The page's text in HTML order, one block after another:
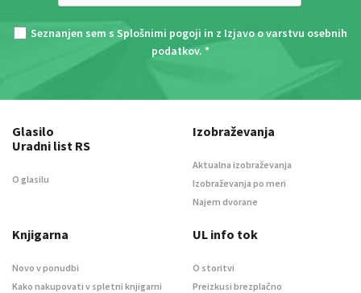
Seznanjen sem s Splošnimi pogoji in z Izjavo o varstvu osebnih
podatkov. *
Glasilo
Uradni list RS
O glasilu
Izobraževanja
Aktualna izobraževanja
Izobraževanja po meri
Najem dvorane
Knjigarna
Novo v ponudbi
Kako nakupovati v spletni knjigarni
UL info tok
O storitvi
Preizkusi brezplačno